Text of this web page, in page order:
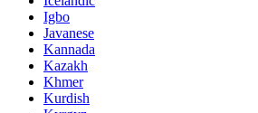
Igbo
Javanese
Kannada
Kazakh
Khmer
Kurdish